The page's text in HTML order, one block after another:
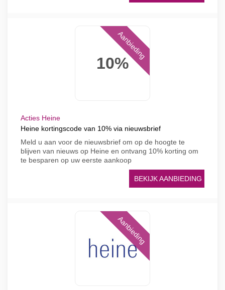
10%
Aanbieding
Acties Heine
Heine kortingscode van 10% via nieuwsbrief
Meld u aan voor de nieuwsbrief om op de hoogte te
blijven van nieuws op Heine en ontvang 10% korting om
te besparen op uw eerste aankoop
BEKIJK AANBIEDING
Aanbieding